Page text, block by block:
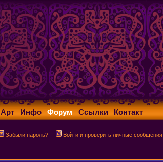
Арт Инфо Форум Ссылки Контакт
Забыли пароль? Войти и проверить личные сообщения